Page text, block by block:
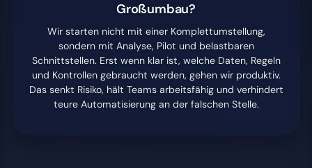
Großumbau?
Wir starten nicht mit einer Komplettumstellung,
sondern mit Analyse, Pilot und belastbaren
Schnittstellen. Erst wenn klar ist, welche Daten, Regeln
und Kontrollen gebraucht werden, gehen wir produktiv.
Das senkt Risiko, hält Teams arbeitsfähig und verhindert
teure Automatisierung an der falschen Stelle.